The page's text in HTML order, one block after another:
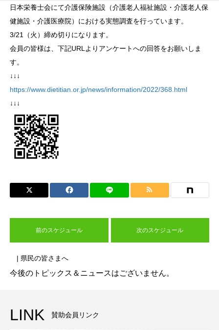
日本栄養士会にて介護保険施設（介護老人福祉施設・介護老人保
健施設・介護医療院）における実態調査を行っています。
3/21（火）締め切りになります。
会員の皆様は、下記URLよりアンケートへの回答をお願いしま
す。
↓↓↓
https://www.dietitian.or.jp/news/information/2022/368.html
↓↓↓
前のスケジュール 次のスケジュール
| 県民の皆さまへ
今後のトピックス＆ニュースはございません。
LINK 賛助会員リンク